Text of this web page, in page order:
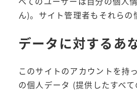
ん)。サイト管理者もそれらの
データに対するあ
このサイトのアカウントを持
の個人データ (提供したすべ